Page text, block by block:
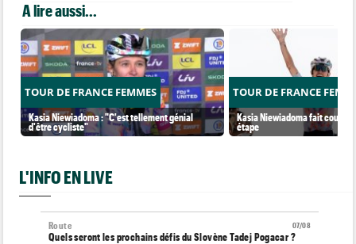
A lire aussi...
TOUR DE FRANCE FEMMES
Kasia Niewiadoma : "C'est tellement génial
d'être cycliste"
TOUR DE FRANCE
Kasia Niewiadoma fait coup
étape
L'INFO EN LIVE
07/08
Route
Quels seront les prochains défis du Slovène Tadej Pogacar ?